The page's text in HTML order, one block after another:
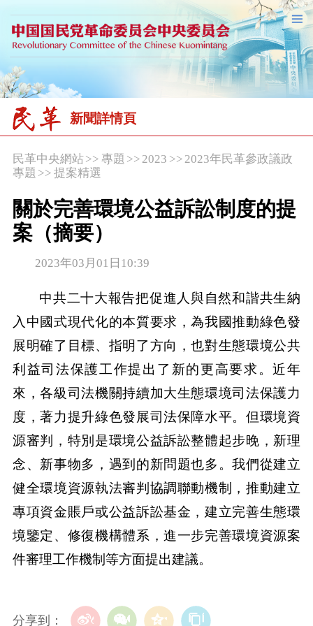
新聞詳情頁
民革中央網站>> 專題 >>2023 >>2023年民革參政議政
專題 >> 提案精選
關於完善環境公益訴訟制度的提
案（摘要）
2023年03月01日10:39
中共二十大報告把促進人與自然和諧共生納
入中國式現代化的本質要求，為我國推動綠色發
展明確了目標、指明了方向，也對生態環境公共
利益司法保護工作提出了新的更高要求。近年
來，各級司法機關持續加大生態環境司法保護力
度，著力提升綠色發展司法保障水平。但環境資
源審判，特別是環境公益訴訟整體起步晚，新理
念、新事物多，遇到的新問題也多。我們從建立
健全環境資源執法審判協調聯動機制，推動建立
專項資金賬戶或公益訴訟基金，建立完善生態環
境鑒定、修復機構體系，進一步完善環境資源案
件審理工作機制等方面提出建議。
分享到：